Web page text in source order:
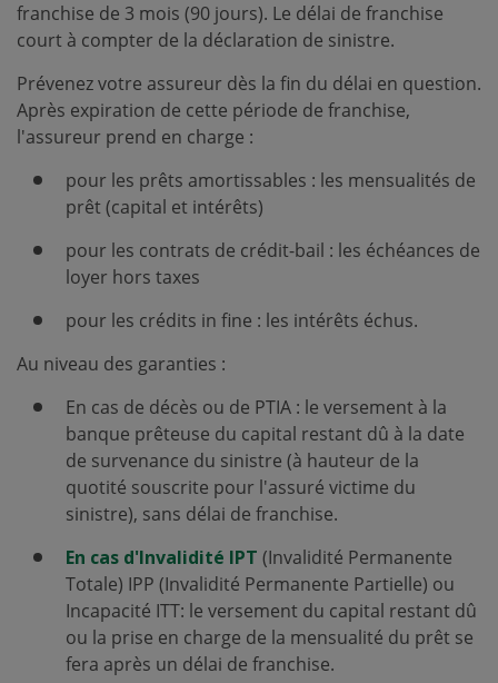
franchise de 3 mois (90 jours). Le délai de franchise
court à compter de la déclaration de sinistre.
Prévenez votre assureur dès la fin du délai en question.
Après expiration de cette période de franchise,
l'assureur prend en charge :
pour les prêts amortissables : les mensualités de
prêt (capital et intérêts)
pour les contrats de crédit-bail : les échéances de
loyer hors taxes
pour les crédits in fine : les intérêts échus.
Au niveau des garanties :
En cas de décès ou de PTIA : le versement à la
banque prêteuse du capital restant dû à la date
de survenance du sinistre (à hauteur de la
quotité souscrite pour l'assuré victime du
sinistre), sans délai de franchise.
En cas d'Invalidité IPT (Invalidité Permanente
Totale) IPP (Invalidité Permanente Partielle) ou
Incapacité ITT: le versement du capital restant dû
ou la prise en charge de la mensualité du prêt se
fera après un délai de franchise.